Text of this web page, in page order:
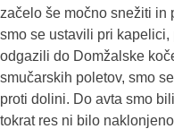
začelo še močno snežiti in
smo se ustavili pri
odgazili do Domžalske
smučarskih poletov, smo
proti dolini. Do avta smo
tokrat res ni bilo